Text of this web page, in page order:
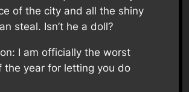
of the city and all the shiny
steal. Isn’t he a doll?
I am officially the worst
the year for letting you do